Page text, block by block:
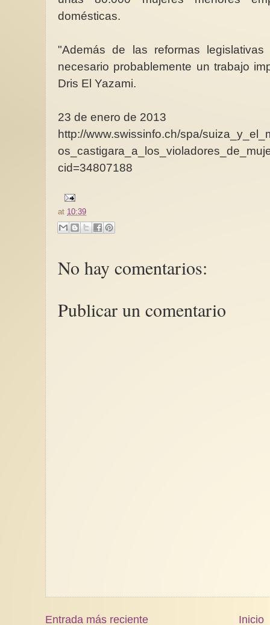
domésticas.
"Además de las reformas
necesario probablemente un trabajo
Dris El Yazami.
23 de enero de 2013
http://www.swissinfo.ch/spa/
cid=34807188
at 10:39
No hay comentarios:
Publicar un comentario
Entrada más reciente
Inicio